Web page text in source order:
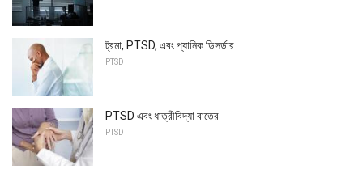
ট্রমা, PTSD, এবং প্যানিক ডিসর্ডার
PTSD
PTSD এবং ধাত্রীবিদ্যা বাতের
PTSD